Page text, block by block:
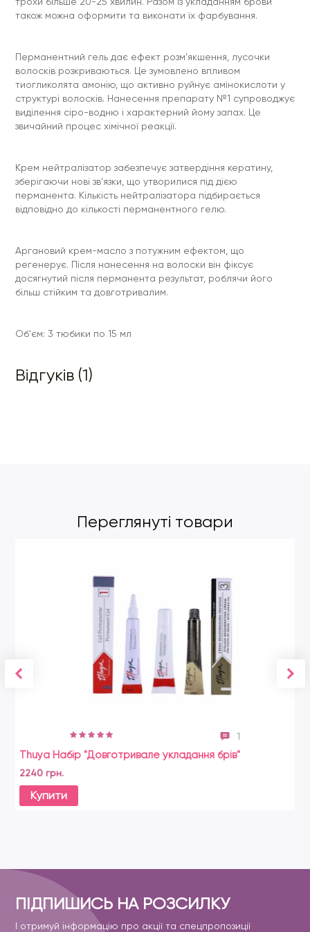
також можна оформити та виконати їх фарбування.
Перманентний гель дає ефект розм'якшення, лусочки
волосків розкриваються. Це зумовлено впливом
тиогликолята амонію, що активно руйнує амінокислоти у
структурі волосків. Нанесення препарату №1 супроводжує
виділення сіро-водню і характерний йому запах. Це
звичайний процес хімічної реакції.
Крем нейтралізатор забезпечує затвердіння кератину,
зберігаючи нові зв'язки, що утворилися під дією
перманента. Кількість нейтралізатора підбирається
відповідно до кількості перманентного гелю.
Аргановий крем-масло з потужним ефектом, що
регенерує. Після нанесення на волоски він фіксує
досягнутий після перманента результат, роблячи його
більш стійким та довготривалим.
Об'єм: 3 тюбики по 15 мл
Відгуків (1)
Переглянуті товари
1
Thuya Набір "Довготривале укладання брів"
2240 грн.
Купити
ПІДПИШИСЬ НА РОЗСИЛКУ
І отримуй інформацію про акції та спецпропозиції